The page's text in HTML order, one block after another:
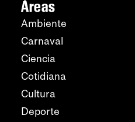
Áreas
Ambiente
Carnaval
Ciencia
Cotidiana
Cultura
Deporte